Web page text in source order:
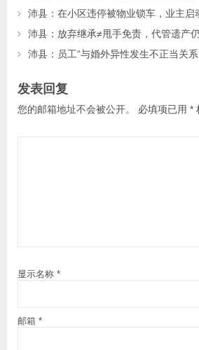
沛县：放弃继承≠甩手免责，代管遗产
发表回复
您的邮箱地址不会被公开。 必填项已用 *
显示名称 *
邮箱 *